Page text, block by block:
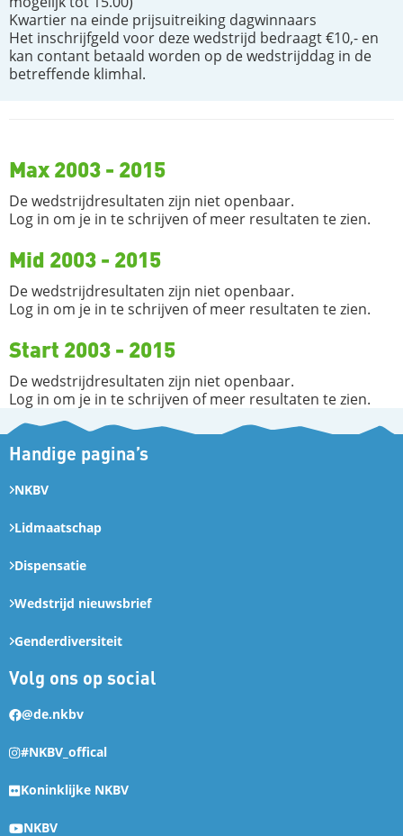
Kwartier na einde prijsuitreiking dagwinnaars
Het inschrijfgeld voor deze wedstrijd bedraagt €10,- en
kan contant betaald worden op de wedstrijddag in de
betreffende klimhal.
Max 2003 - 2015
De wedstrijdresultaten zijn niet openbaar.
Log in om je in te schrijven of meer resultaten te zien.
Mid 2003 - 2015
De wedstrijdresultaten zijn niet openbaar.
Log in om je in te schrijven of meer resultaten te zien.
Start 2003 - 2015
De wedstrijdresultaten zijn niet openbaar.
Log in om je in te schrijven of meer resultaten te zien.
Handige pagina’s
NKBV
Lidmaatschap
Dispensatie
Wedstrijd nieuwsbrief
Genderdiversiteit
Volg ons op social
@de.nkbv
#NKBV_offical
Koninklijke NKBV
NKBV